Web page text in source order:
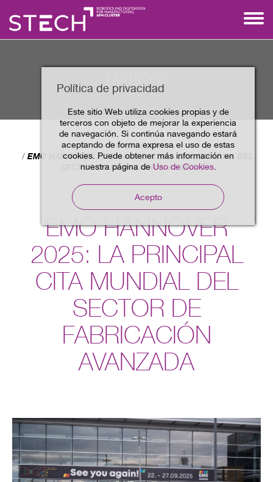
Política de privacidad
Este sitio Web utiliza cookies propias y de
terceros con objeto de mejorar la experiencia
de navegación. Si continúa navegando estará
aceptando de forma expresa el uso de estas
cookies. Puede obtener más información en
nuestra página de Uso de Cookies.
Acepto
Home Noticias
EMO HANNOVER 2025: LA PRINCIPAL CITA MUNDIAL DEL
SECTOR DE FABRICACIÓN AVANZADA
EMO HANNOVER
2025: LA PRINCIPAL
CITA MUNDIAL DEL
SECTOR DE
FABRICACIÓN
AVANZADA